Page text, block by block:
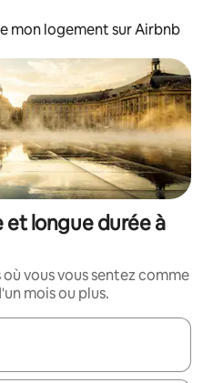
mon logement sur Airbnb
et longue durée à
vous vous sentez comme
mois ou plus.
utilisez les flèches vers le